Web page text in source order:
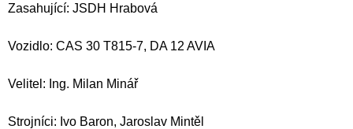
Zasahující: JSDH Hrabová
Vozidlo: CAS 30 T815-7, DA 12 AVIA
Velitel: Ing. Milan Minář
Strojníci: Ivo Baron, Jaroslav Mintěl